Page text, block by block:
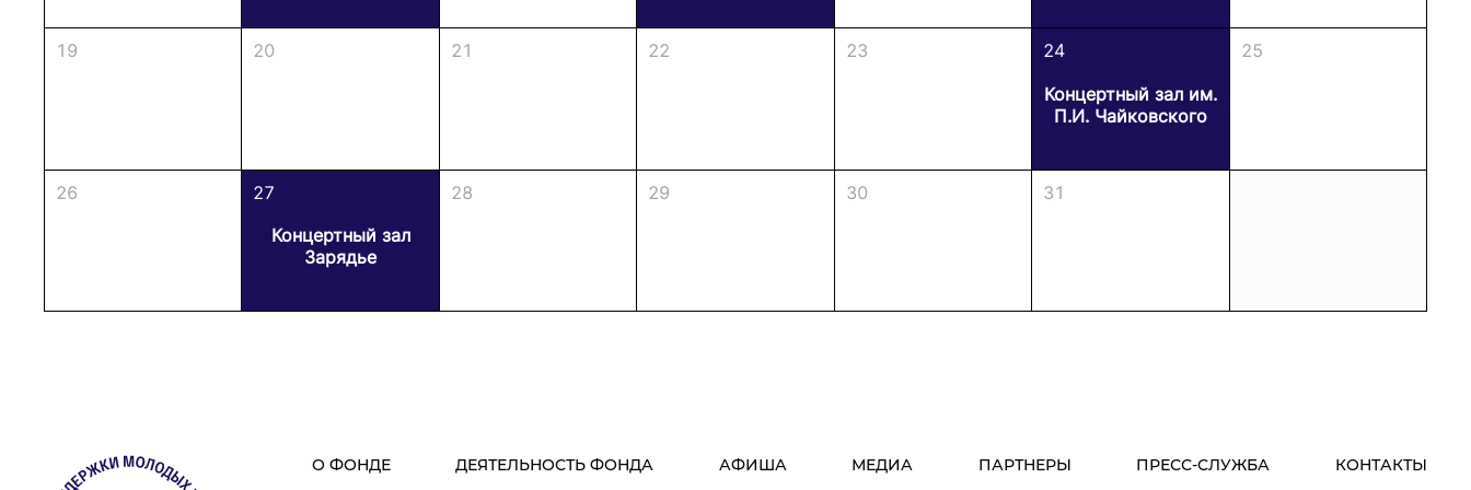
19 20 21 22
23
Концертный зал им.
П.И. Чайковского
24 25
26
Концертный зал
Зарядье
27 28 29 30 31
О ФОНДЕ ДЕЯТЕЛЬНОСТЬ ФОНДА АФИША МЕДИА ПАРТНЕРЫ ПРЕСС-СЛУЖБА КОНТАКТЫ